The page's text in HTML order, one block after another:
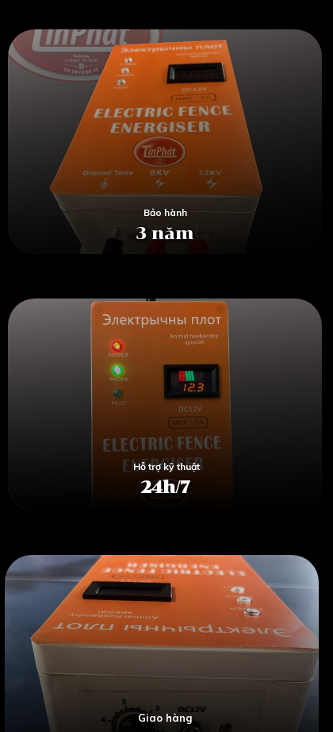
24h/7
Hỗ trợ kỹ thuật
3 năm
Bảo hành
Giao hàng